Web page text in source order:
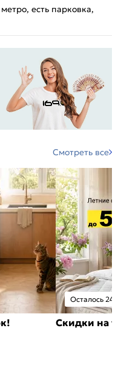
есть парковка,
Смотреть все
Осталось 24
Скидки на